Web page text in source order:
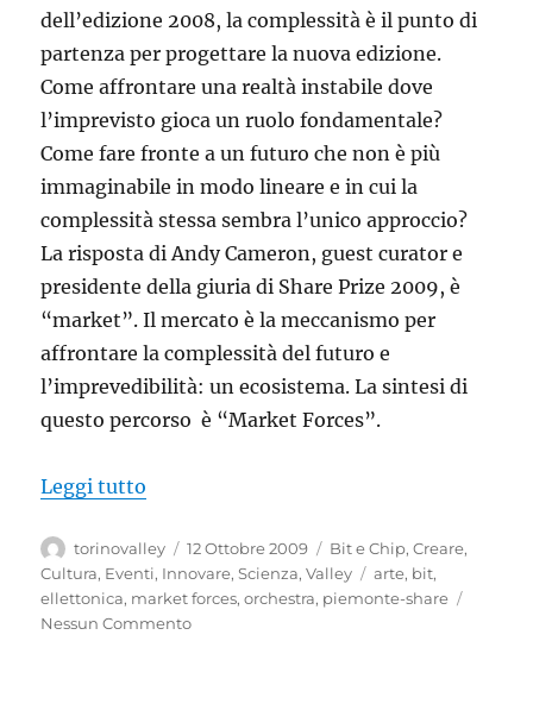
dell’edizione 2008, la complessità è il punto di
partenza per progettare la nuova edizione.
Come affrontare una realtà instabile dove
l’imprevisto gioca un ruolo fondamentale?
Come fare fronte a un futuro che non è più
immaginabile in modo lineare e in cui la
complessità stessa sembra l’unico approccio?
La risposta di Andy Cameron, guest curator e
presidente della giuria di Share Prize 2009, è
“market”. Il mercato è la meccanismo per
affrontare la complessità del futuro e
l’imprevedibilità: un ecosistema. La sintesi di
questo percorso è “Market Forces”.
Leggi tutto
Autore
torinovalley
Pubblicato
il
12 Ottobre 2009 Categorie
Bit e Chip,Creare,
Cultura, Eventi, Innovare,Scienza,Valley Tag
arte, bit,
ellettonica, market forces,orchestra, piemonte-share
Nessun Commento